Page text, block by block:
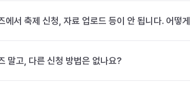
에서 축제 신청, 자료 업로드 등이 안 됩니다. 어떻
말고, 다른 신청 방법은 없나요?